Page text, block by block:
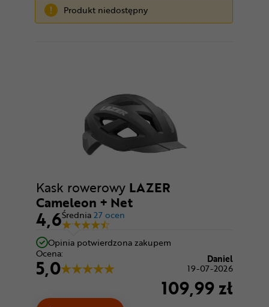
Produkt niedostępny
Kask rowerowy LAZER
Cameleon + Net
4,6Średnia27 ocen
Opinia potwierdzona zakupem
Ocena:
5,0 Daniel
19-07-2026
109,99 zł